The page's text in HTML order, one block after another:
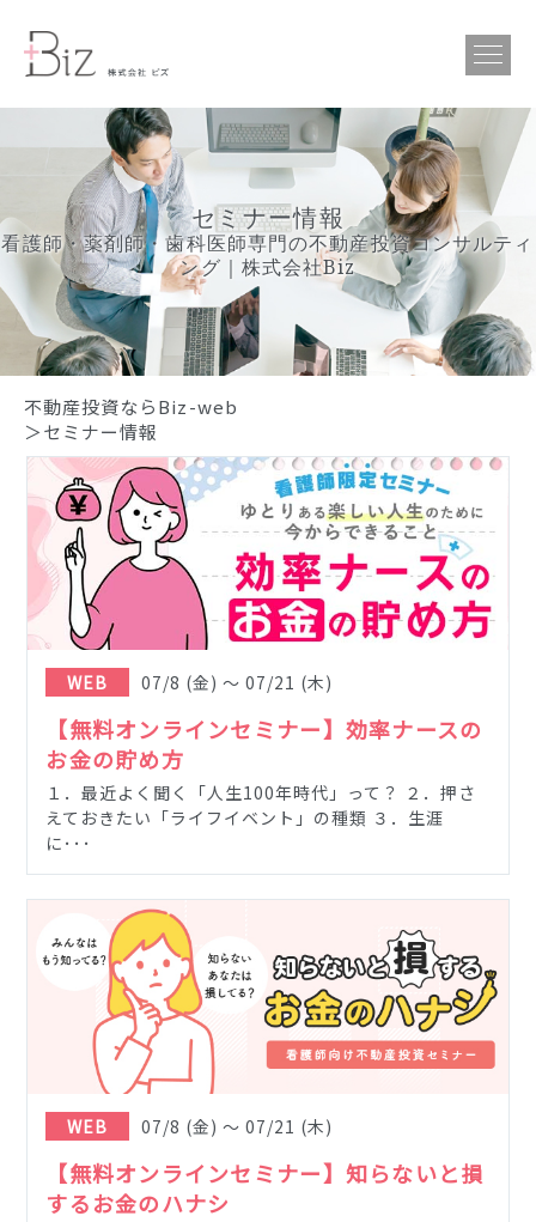
セミナー情報
看護師・薬剤師・歯科医師専門の不動産投資コンサルティ
ング｜株式会社Biz
不動産投資ならBiz-web
＞セミナー情報
WEB 07/8 (金) 〜 07/21 (木)
【無料オンラインセミナー】効率ナースの
お金の貯め方
１．最近よく聞く「人生100年時代」って？ ２．押さ
えておきたい「ライフイベント」の種類 ３．生涯
に･･･
WEB 07/8 (金) 〜 07/21 (木)
【無料オンラインセミナー】知らないと損
するお金のハナシ